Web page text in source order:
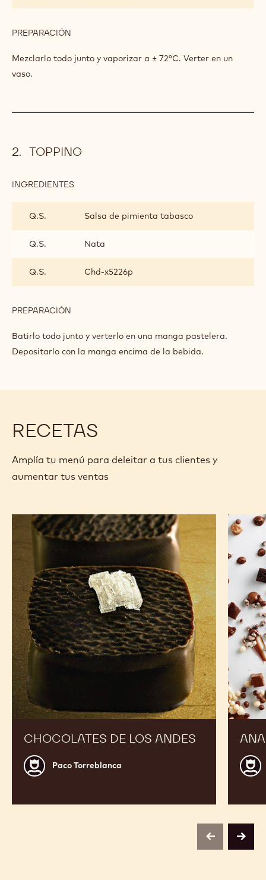
PREPARACIÓN
Mezclarlo todo junto y vaporizar a ± 72°C. Verter en un
vaso.
TOPPING
INGREDIENTES
Q.S.
Salsa de pimienta tabasco
Q.S. Nata
Q.S. Chd-x5226p
PREPARACIÓN
Batirlo todo junto y verterlo en una manga pastelera.
Depositarlo con la manga encima de la bebida.
RECETAS
Amplía tu menú para deleitar a tus clientes y
aumentar tus ventas
CHOCOLATES DE LOS ANDES
Paco
Torreblanca
Paco Torreblanca
Chocolates
Andes
Jordi
Roca
de
previousnext